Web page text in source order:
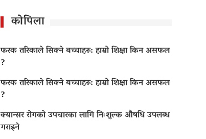
कोपिला
फरक तरिकाले सिक्ने बच्चाहरू: हाम्रो शिक्षा किन असफल
?
फरक तरिकाले सिक्ने बच्चाहरू: हाम्रो शिक्षा किन असफल
?
क्यान्सर रोगको उपचारका लागि निःशुल्क औषधि उपलब्ध
गराइने